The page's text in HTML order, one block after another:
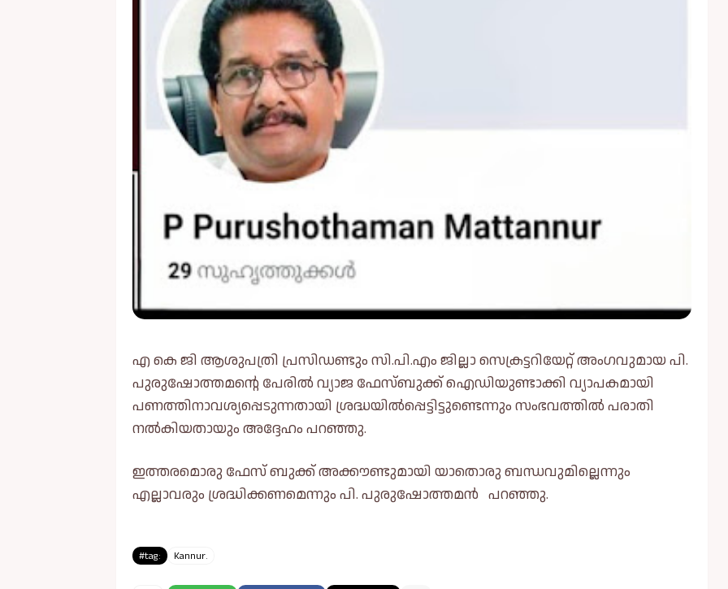
എ കെ ജി ആശുപത്രി പ്രസിഡണ്ടും സി.പി.എം ജില്ലാ സെക്രട്ടറിയേറ്റ് അംഗവുമായ പി.
പുരുഷോത്തമന്റെ പേരിൽ വ്യാജ ഫേസ്ബുക്ക് ഐഡിയുണ്ടാക്കി വ്യാപകമായി
പണത്തിനാവശ്യപ്പെടുന്നതായി ശ്രദ്ധയിൽപ്പെട്ടിട്ടുണ്ടെന്നും സംഭവത്തിൽ പരാതി
നൽകിയതായും അദ്ദേഹം പറഞ്ഞു.
ഇത്തരമൊരു ഫേസ് ബുക്ക് അക്കൗണ്ടുമായി യാതൊരു ബന്ധവുമില്ലെന്നും
എല്ലാവരും ശ്രദ്ധിക്കണമെന്നും പി. പുരുഷോത്തമൻ പറഞ്ഞു.
#tag: Kannur.